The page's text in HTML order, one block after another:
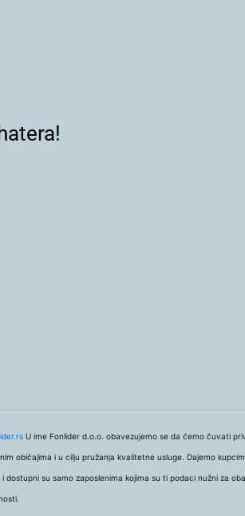
U ime Fonlider d.o.o. obavezujemo se da ćemo čuvati
običajima i u cilju pružanja kvalitetne usluge. Dajemo
su samo zaposlenima kojima su ti podaci nužni za